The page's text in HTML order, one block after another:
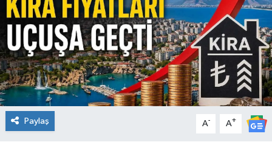
Paylaş A- A+
Politika
Sağlık
Spor
Turizm
Yaşam